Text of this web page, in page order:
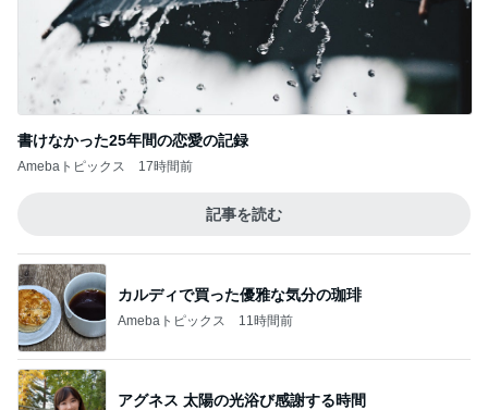
書けなかった25年間の恋愛の記録
Amebaトピックス 17時間前
記事を読む
カルディで買った優雅な気分の珈琲
Amebaトピックス 11時間前
アグネス 太陽の光浴び感謝する時間